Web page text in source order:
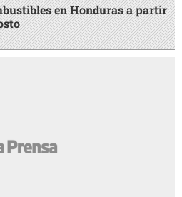
en Honduras a partir